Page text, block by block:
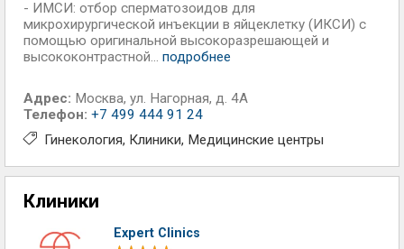
- ИМСИ: отбор сперматозоидов для
микрохирургической инъекции в яйцеклетку (ИКСИ) с
помощью оригинальной высокоразрешающей и
высококонтрастной... подробнее
Адрес: Москва, ул. Нагорная, д. 4А
Телефон: +7 499 444 91 24
Гинекология Клиники Медицинские центры
Клиники
Expert Clinics